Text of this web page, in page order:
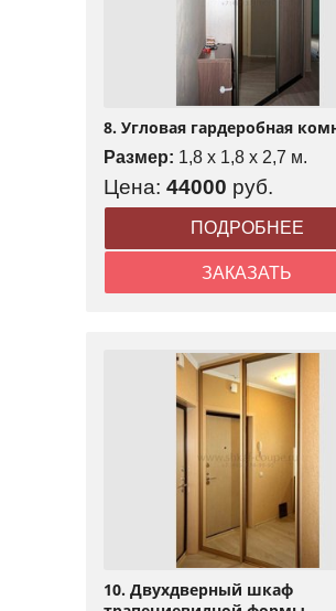
8. Угловая гардеробная
Размер: 1,8 x 1,8 x 2,7 м.
Цена: 44000 руб.
ПОДРОБНЕЕ
ЗАКАЗАТЬ
10. Двухдверный шкаф